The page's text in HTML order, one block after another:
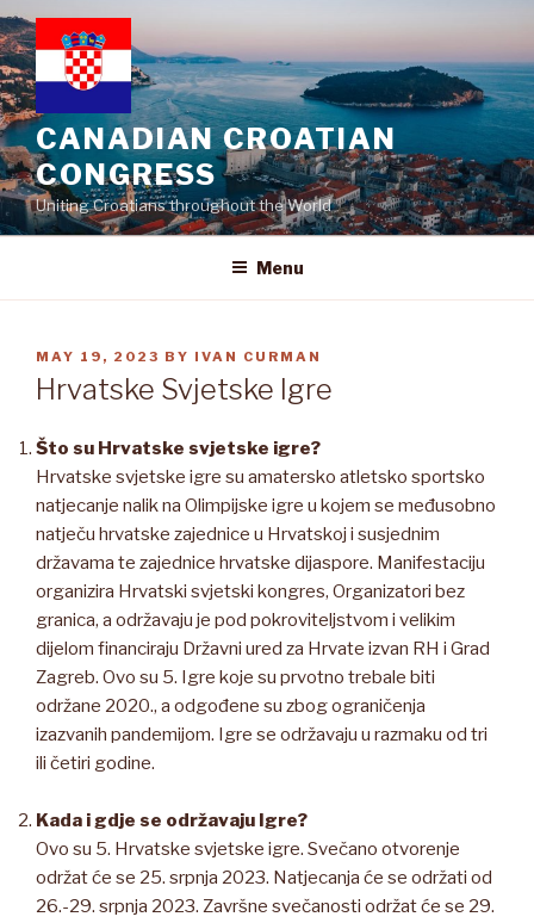
Skip
to
content
CANADIAN CROATIAN
CONGRESS
Uniting Croatians throughout the World
Menu
POSTED
ON
MAY 19, 2023 BY IVAN CURMAN
Hrvatske Svjetske Igre
Što su Hrvatske svjetske igre?
Hrvatske svjetske igre su amatersko atletsko sportsko
natjecanje nalik na Olimpijske igre u kojem se međusobno
natječu hrvatske zajednice u Hrvatskoj i susjednim
državama te zajednice hrvatske dijaspore. Manifestaciju
organizira Hrvatski svjetski kongres, Organizatori bez
granica, a održavaju je pod pokroviteljstvom i velikim
dijelom financiraju Državni ured za Hrvate izvan RH i Grad
Zagreb. Ovo su 5. Igre koje su prvotno trebale biti
održane 2020., a odgođene su zbog ograničenja
izazvanih pandemijom. Igre se održavaju u razmaku od tri
ili četiri godine.
Kada i gdje se održavaju Igre?
Ovo su 5. Hrvatske svjetske igre. Svečano otvorenje
održat će se 25. srpnja 2023. Natjecanja će se održati od
26.-29. srpnja 2023. Završne svečanosti održat će se 29.